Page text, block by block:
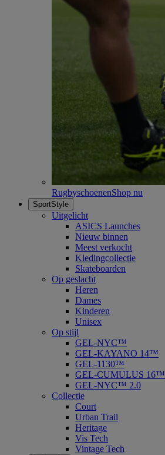
RugbyschoenenShop nu
SportStyle
Uitgelicht
ASICS Launches
Nieuw binnen
Meest verkocht
Kledingcollectie
Skateboarden
Op geslacht
Heren
Dames
Kinderen
Unisex
Op stijl
GEL-NYC™
GEL-KAYANO 14™
GEL-1130™
GEL-CUMULUS 16™
GEL-NYC™ 2.0
Collectie
Court
Urban Trail
Heritage
Vis Tech
Vintage Tech